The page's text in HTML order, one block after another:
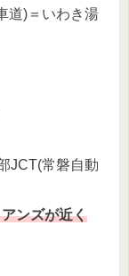
道)＝いわき湯
JCT(常磐自動
ンズが近く